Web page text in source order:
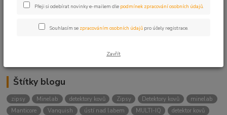
Kategorie blogu
Detektory
Štítky blogu
zipsy Minelab detektory kovů Zipsy Detektory kovů
minelab
Manticore
Vanquish ústí nad labem MULTI-IQ
detektor kovů
Přeji si odebírat novinky e-mailem dle podmínek zpracování osobních údajů.
Souhlasím se zpracováním osobních údajů pro účely registrace.
Zavřít